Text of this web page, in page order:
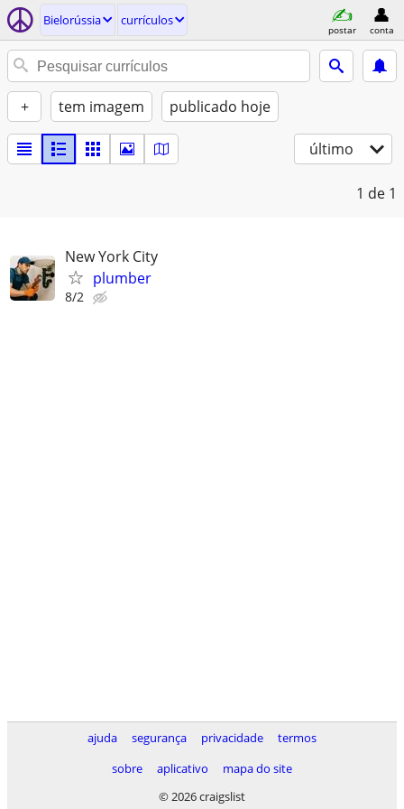
Bielorússia currículos
postar conta
+ tem imagem publicado hoje
último
1 de 1
New York City
plumber
8/2
ajuda segurança privacidade
termos
sobre
aplicativo
mapa do site
© 2026 craigslist